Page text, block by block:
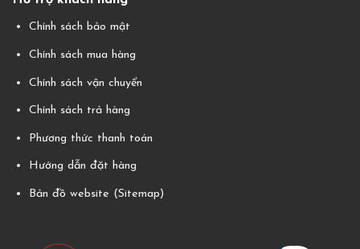
Chính sách bảo mật
Chính sách mua hàng
Chính sách vận chuyển
Chính sách trả hàng
Phương thức thanh toán
Hướng dẫn đặt hàng
Bản đồ website (Sitemap)